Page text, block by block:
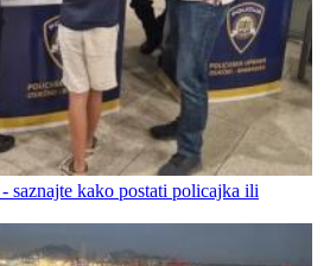
saznajte kako postati policajka ili